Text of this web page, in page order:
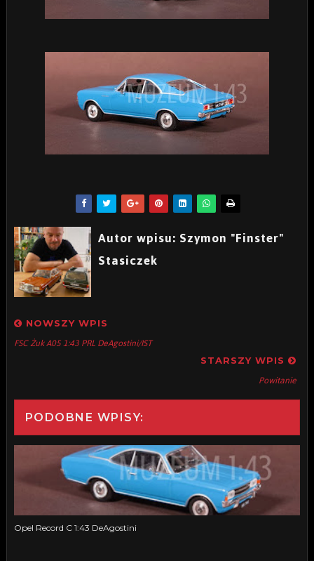
Autor wpisu: Szymon "Finster"
Stasiczek
NOWSZY WPIS
FSC Żuk A05 1:43 PRL DeAgostini/IST
STARSZY WPIS
Powitanie
PODOBNE WPISY:
Opel Record C 1:43 DeAgostini